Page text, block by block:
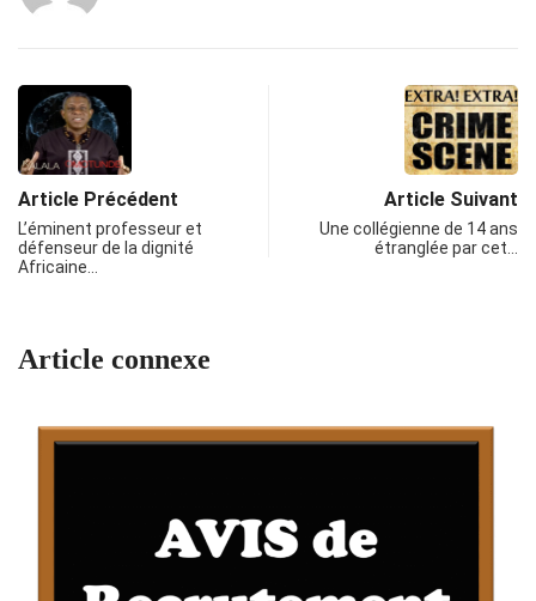
Article Précédent
L’éminent professeur et
défenseur de la dignité
Africaine…
Article Suivant
Une collégienne de 14 ans
étranglée par cet…
Article connexe